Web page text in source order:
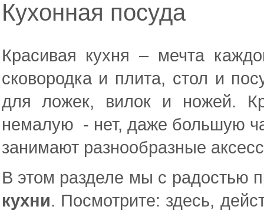
Кухонная посуда
Красивая кухня – мечта
сковородка и плита, стол и
для ложек, вилок и ножей.
немалую - нет, даже большую
занимают разнообразные
В этом разделе мы с радостью
кухни. Посмотрите: здесь,